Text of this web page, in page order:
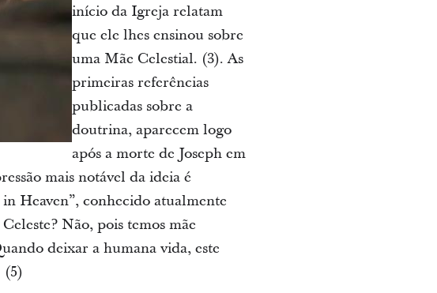
início da Igreja relatam
que ele lhes ensinou sobre
uma Mãe Celestial. (3). As
primeiras referências
publicadas sobre a
doutrina, aparecem logo
após a morte de Joseph em
mais notável da ideia é
Heaven”, conhecido atualmente
Não, pois temos mãe
deixar a humana vida, este
(5)